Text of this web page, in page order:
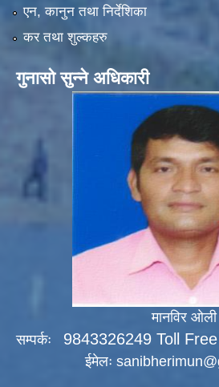
एन, कानुन तथा निर्देशिका
कर तथा शुल्कहरु
गुनासो सुन्ने अधिकारी
मानविर ओली
सम्पर्कः 9843326249 Toll
ईमेलः